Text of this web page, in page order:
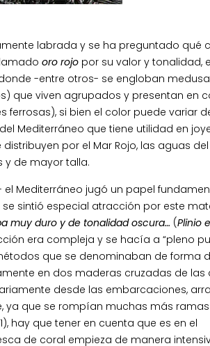
labrada y se ha preguntado qué
oro rojo por su valor y tonalidad,
-entre otros- se engloban
que viven agrupados y presentan en
si bien el color puede variar
Mediterráneo que tiene utilidad en
por el Mar Rojo, las aguas
y de mayor talla.
Mediterráneo jugó un papel
sintió especial atracción por este
muy duro y de tonalidad oscura… (Plinio
era compleja y se hacía a “pleno
que se denominaban de forma
en dos maderas cruzadas de las
desde las embarcaciones,
ya que se rompían muchas más
hay que tener en cuenta que es en el
de coral empieza de manera